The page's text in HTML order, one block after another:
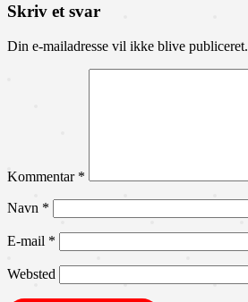
Skriv et svar
Din e-mailadresse vil ikke blive publiceret.
Kommentar *
Navn *
E-mail *
Websted